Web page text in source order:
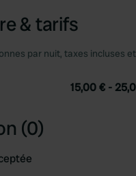
& tarifs
par nuit, taxes incluses
15,00 € -
(0)